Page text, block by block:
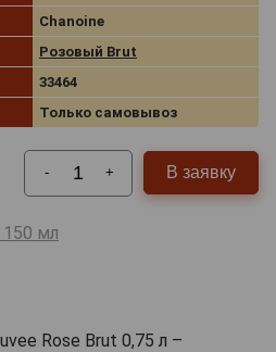
Chanoine
Розовый Brut
33464
Только самовывоз
- + В заявку
150 мл
Rose Brut 0,75 л –